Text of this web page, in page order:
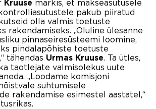
Kruuse märkis, et makseasutusele
pakub piiratud
olla valmis toetuste
rakendamiseks. „Oluline ülesanne
pinnaseiresüsteemi loomine,
pindalapõhiste toetuste
tähendas Urmas Kruuse. Ta ütles,
taotlejate valmisolekus uute
„Loodame komisjoni
suhtumisele
rakendamise esimestel aastatel,“